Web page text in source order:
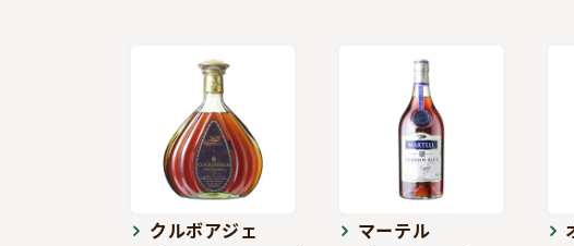
クルボアジェ
マーテル